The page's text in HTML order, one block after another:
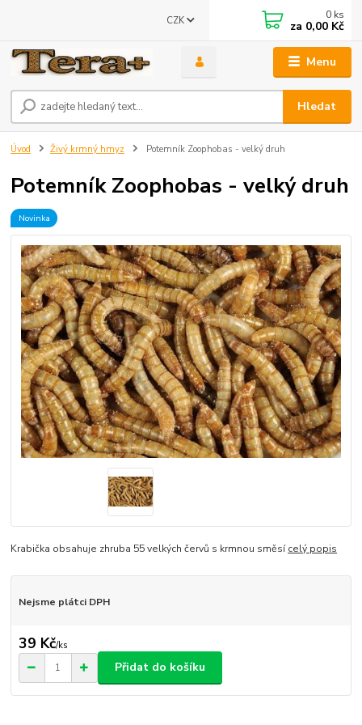
Menu
CZK
Hledat
0 ks
za 0,00 Kč
Úvod Živý krmný hmyz Potemník Zoophobas - velký druh
Potemník Zoophobas - velký druh
Novinka
Krabička obsahuje zhruba 55 velkých červů s krmnou směsícelý popis
Nejsme plátci DPH
39 Kč/ks
Přidat do košíku